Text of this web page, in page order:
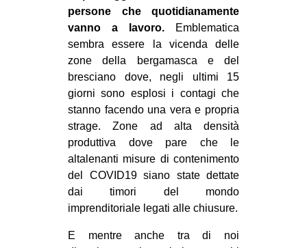
persone che quotidianamente
vanno a lavoro. Emblematica
sembra essere la vicenda delle
zone della bergamasca e del
bresciano dove, negli ultimi 15
giorni sono esplosi i contagi che
stanno facendo una vera e propria
strage. Zone ad alta densità
produttiva dove pare che le
altalenanti misure di contenimento
del COVID19 siano state dettate
dai timori del mondo
imprenditoriale legati alle chiusure.
E mentre anche tra di noi